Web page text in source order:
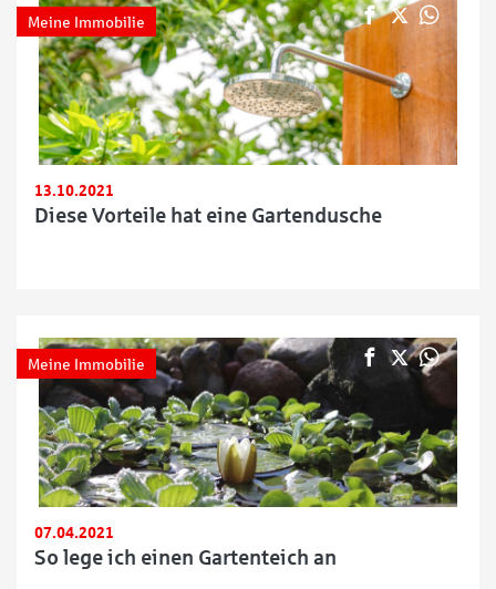
Meine Immobilie
13.10.2021
Diese Vorteile hat eine Gartendusche
Meine Immobilie
07.04.2021
So lege ich einen Gartenteich an